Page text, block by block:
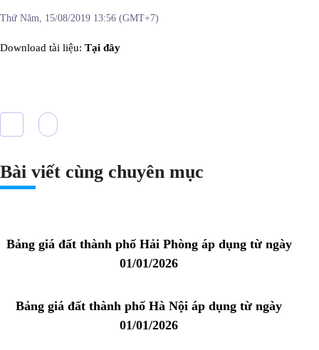
Thứ Năm, 15/08/2019 13:56 (GMT+7)
Download tài liệu: Tại đây
Bài viết cùng chuyên mục
Bảng giá đất thành phố Hải Phòng áp dụng từ ngày
01/01/2026
Bảng giá đất thành phố Hà Nội áp dụng từ ngày
01/01/2026